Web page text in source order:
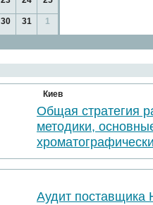
30 31 1
Киев
Общая стратегия
методики,
Аудит